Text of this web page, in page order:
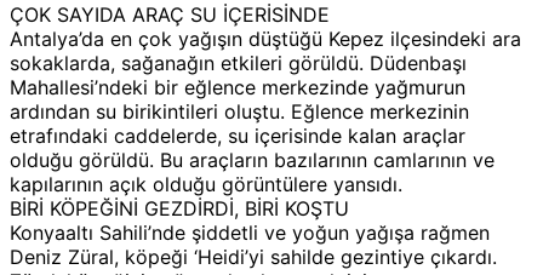
ÇOK SAYIDA ARAÇ SU İÇERİSİNDE
Antalya’da en çok yağışın düştüğü Kepez ilçesindeki ara
sokaklarda, sağanağın etkileri görüldü. Düdenbaşı
Mahallesi’ndeki bir eğlence merkezinde yağmurun
ardından su birikintileri oluştu. Eğlence merkezinin
etrafındaki caddelerde, su içerisinde kalan araçlar
olduğu görüldü. Bu araçların bazılarının camlarının ve
kapılarının açık olduğu görüntülere yansıdı.
BİRİ KÖPEĞİNİ GEZDİRDİ, BİRİ KOŞTU
Konyaaltı Sahili’nde şiddetli ve yoğun yağışa rağmen
Deniz Züral, köpeği ‘Heidi’yi sahilde gezintiye çıkardı.